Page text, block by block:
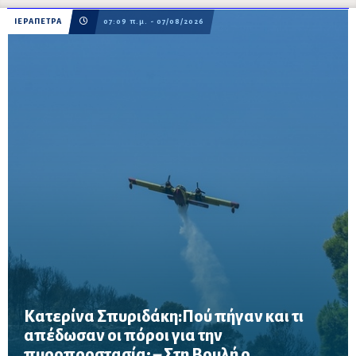
ΙΕΡΑΠΕΤΡΑ 07:09 π.μ. - 07/08/2026
Κατερίνα Σπυριδάκη:Πού πήγαν και τι
απέδωσαν οι πόροι για την